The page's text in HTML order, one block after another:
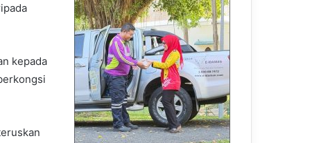
kepada